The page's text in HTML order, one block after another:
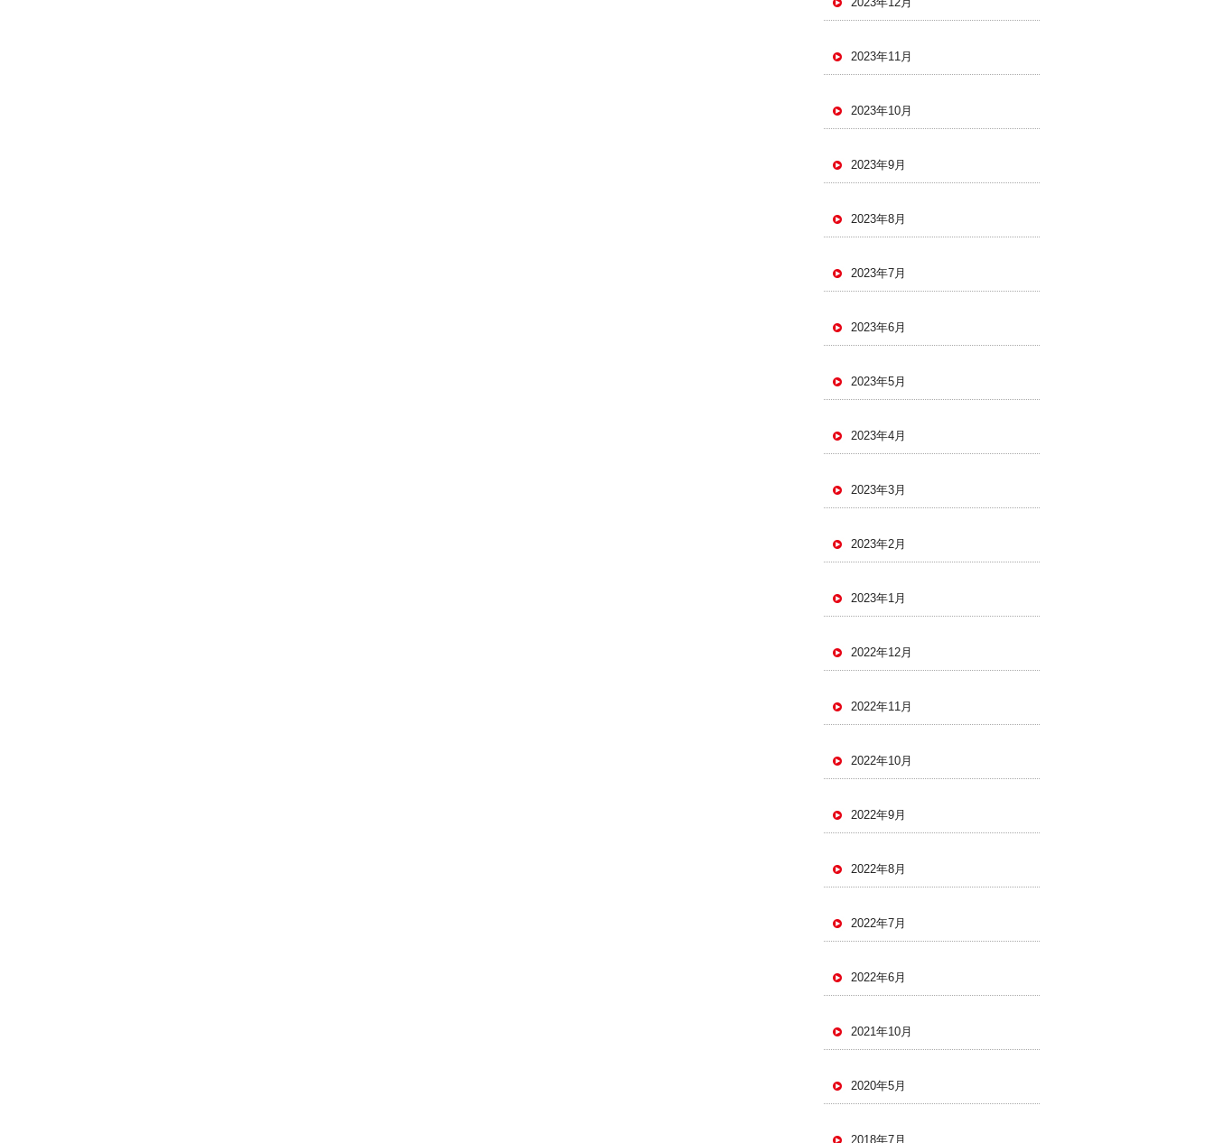
2023年11月
2023年10月
2023年9月
2023年8月
2023年7月
2023年6月
2023年5月
2023年4月
2023年3月
2023年2月
2023年1月
2022年12月
2022年11月
2022年10月
2022年9月
2022年8月
2022年7月
2022年6月
2021年10月
2020年5月
2018年7月